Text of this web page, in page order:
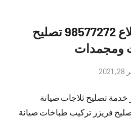
فني ثلاجات المطلاع 98577272 تصليح
ومجمدات
تعليقات
خدمة تصليح ثلاجات صيانة
فريزر تركيب طباخات صيانة